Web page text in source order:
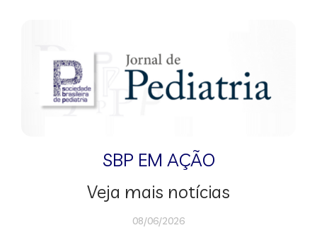
SBP EM AÇÃO
Veja mais notícias
08/06/2026